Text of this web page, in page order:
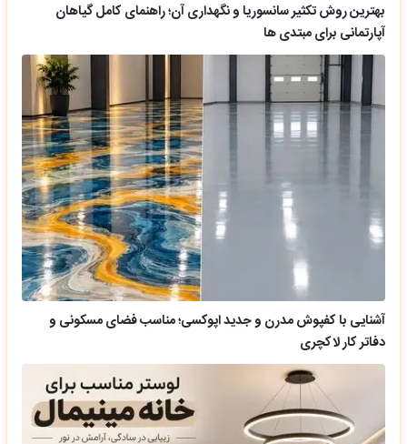
بهترین روش تکثیر سانسوریا و نگهداری آن؛ راهنمای کامل گیاهان
آپارتمانی برای مبتدی ها
آشنایی با کفپوش مدرن و جدید اپوکسی؛ مناسب فضای مسکونی و
دفاتر کار لاکچری